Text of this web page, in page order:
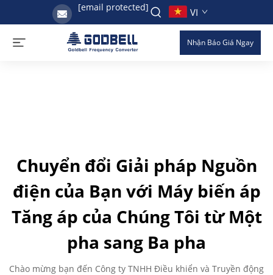
[email protected] VI
Nhận Báo Giá Ngay
Chuyển đổi Giải pháp Nguồn
điện của Bạn với Máy biến áp
Tăng áp của Chúng Tôi từ Một
pha sang Ba pha
Chào mừng bạn đến Công ty TNHH Điều khiển và Truyền động